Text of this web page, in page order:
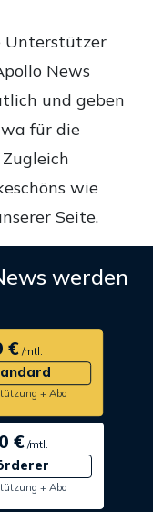
Unterstützer
News
und geben
für die
wie
Seite.
werden
€/mtl.
+ Abo
€ /mtl.
+ Abo